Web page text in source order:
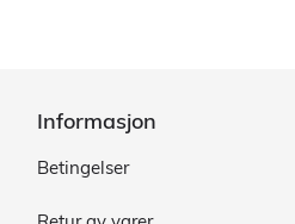
Informasjon
Betingelser